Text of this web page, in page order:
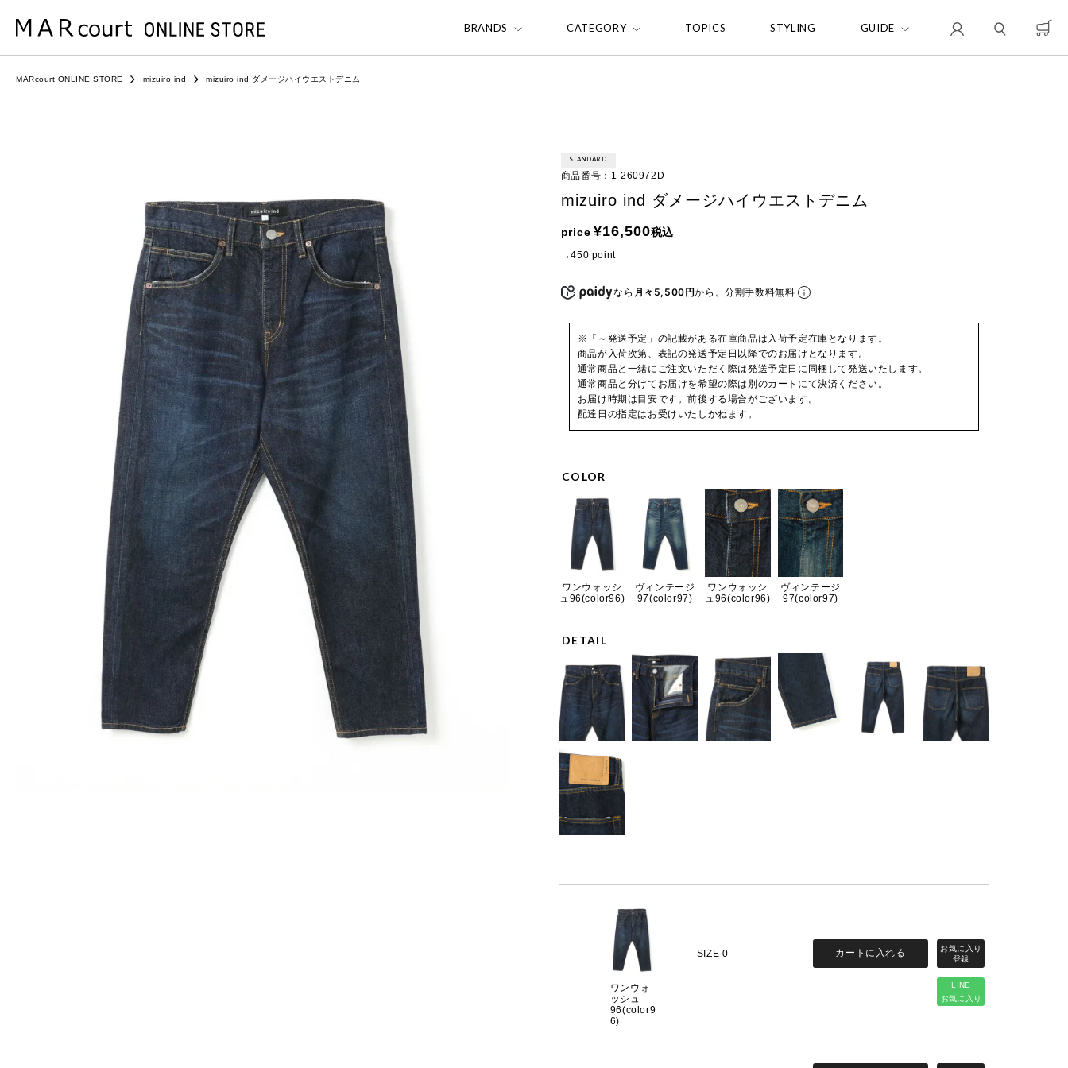
BRANDS CATEGORY TOPICS STYLING GUIDE
MARcourt ONLINE STORE mizuiro ind mizuiro ind ダメージハイウエストデニム
COLOR
ワンウォッシ
ュ96(color96)
ヴィンテージ
97(color97)
ワンウォッシ
ュ96(color96)
ヴィンテージ
97(color97)
DETAIL
STANDARD
商品番号 1-260972D
mizuiro ind ダメージハイウエストデニム
price ¥16,500税込
450 point
なら 月々5,500円から。分割手数料無料
※「～発送予定」の記載がある在庫商品は入荷予定在庫となります。
商品が入荷次第、表記の発送予定日以降でのお届けとなります。
通常商品と一緒にご注文いただく際は発送予定日に同梱して発送いたします。
通常商品と分けてお届けを希望の際は別のカートにて決済ください。
お届け時期は目安です。前後する場合がございます。
配達日の指定はお受けいたしかねます。
ワンウォ
ッシュ
96(color9
6)
SIZE 0
LINE
お気に入り
カートに入れる